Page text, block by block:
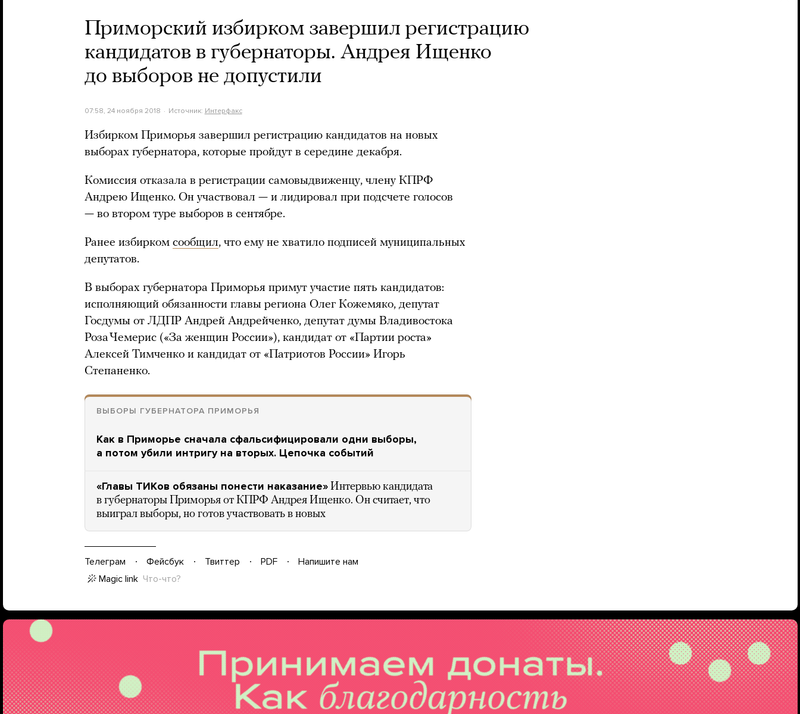
Приморский избирком завершил регистрацию
кандидатов в губернаторы. Андрея Ищенко
до выборов не допустили
07:58, 24 ноября 2018 Источник: Интерфакс
Избирком Приморья завершил регистрацию кандидатов на новых
выборах губернатора, которые пройдут в середине декабря.
Комиссия отказала в регистрации самовыдвиженцу, члену КПРФ
Андрею Ищенко. Он участвовал — и лидировал при подсчете голосов
— во втором туре выборов в сентябре.
Ранее избирком сообщил, что ему не хватило подписей муниципальных
депутатов.
В выборах губернатора Приморья примут участие пять кандидатов:
исполняющий обязанности главы региона Олег Кожемяко, депутат
Госдумы от ЛДПР Андрей Андрейченко, депутат думы Владивостока
Роза Чемерис («За женщин России»), кандидат от «Партии роста»
Алексей Тимченко и кандидат от «Патриотов России» Игорь
Степаненко.
ВЫБОРЫ ГУБЕРНАТОРА ПРИМОРЬЯ
Как в Приморье сначала сфальсифицировали одни выборы,
а потом убили интригу на вторых. Цепочка событий
«Главы ТИКов обязаны понести наказание» Интервью кандидата
в губернаторы Приморья от КПРФ Андрея Ищенко. Он считает, что
выиграл выборы, но готов участвовать в новых
Телеграм Фейсбук Твиттер PDF
Напишите нам
Magic link Что-что?